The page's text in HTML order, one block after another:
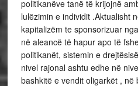
politikanëve tanë të krijojnë
lulëzimin e individit .Aktualisht
kapitalizëm te sponsorizuar
në aleancë të hapur apo të
politikanët, sistemin e
nivel rajonal ashtu edhe në
bashkitë e vendit oligarkët , në